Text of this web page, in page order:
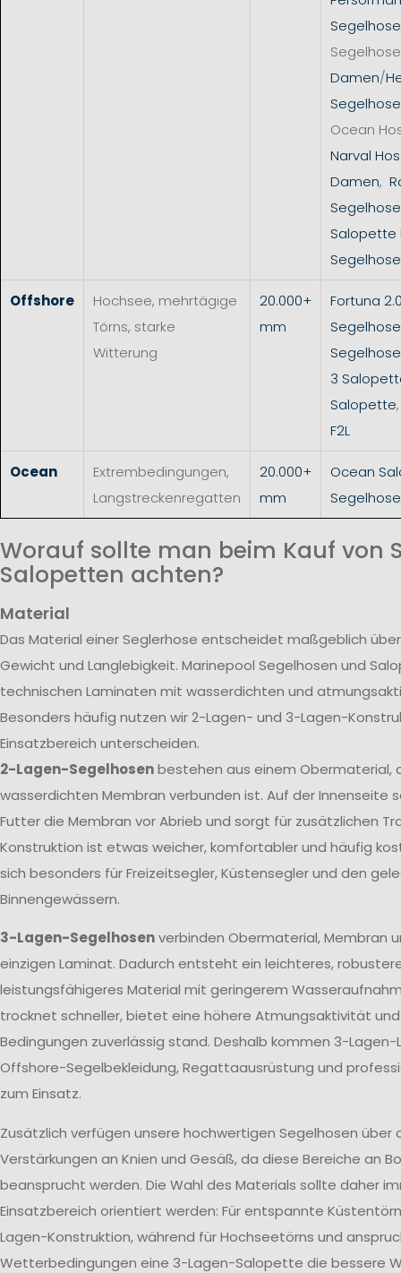
Segelhose
Damen/
Ocean
Narval
Damen,
Segelhose
Salopette
Segelhose
Offshore
Hochsee, mehrtägige
Törns, starke
Witterung
20.000+
mm
Fortuna
Segelhose
3
Salopette
F2L
Ocean
Extrembedingungen,
Langstreckenregatten
20.000+
mm
Ocean
Segelhose
Worauf sollte man beim Kauf von
Salopetten achten?
Material
Das Material einer Seglerhose entscheidet maßgeblich
Gewicht und Langlebigkeit. Marinepool Segelhosen und
technischen Laminaten mit wasserdichten und
Besonders häufig nutzen wir 2-Lagen- und 3-Lagen-
Einsatzbereich unterscheiden.
2-Lagen-Segelhosenbestehen aus einem Obermaterial,
wasserdichten Membran verbunden ist. Auf der Innenseite
Futter die Membran vor Abrieb und sorgt für zusätzlichen
Konstruktion ist etwas weicher, komfortabler und häufig
sich besonders für Freizeitsegler, Küstensegler und den
Binnengewässern.
3-Lagen-Segelhosenverbinden Obermaterial, Membran
einzigen Laminat. Dadurch entsteht ein leichteres,
leistungsfähigeres Material mit geringerem
trocknet schneller, bietet eine höhere Atmungsaktivität
Bedingungen zuverlässig stand. Deshalb kommen 3-
Offshore-Segelbekleidung, Regattaausrüstung und
zum Einsatz.
Zusätzlich verfügen unsere hochwertigen Segelhosen über
Verstärkungen an Knien und Gesäß, da diese Bereiche an
beansprucht werden. Die Wahl des Materials sollte daher
Einsatzbereich orientiert werden: Für entspannte
Lagen-Konstruktion, während für Hochseetörns und
Wetterbedingungen eine 3-Lagen-Salopette die bessere